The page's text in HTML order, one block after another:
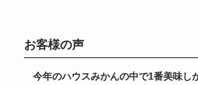
お客様の声
今年のハウスみかんの中で1番美味し